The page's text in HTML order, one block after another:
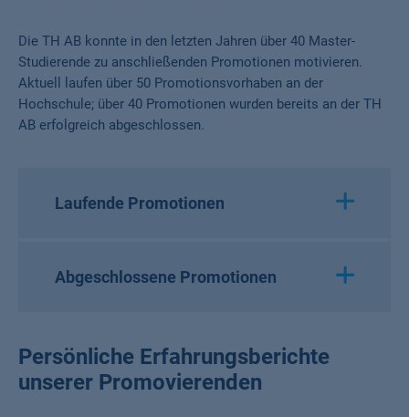
Die TH AB konnte in den letzten Jahren über 40 Master-
Studierende zu anschließenden Promotionen motivieren.
Aktuell laufen über 50 Promotionsvorhaben an der
Hochschule; über 40 Promotionen wurden bereits an der TH
AB erfolgreich abgeschlossen.
Laufende Promotionen
Abgeschlossene Promotionen
Persönliche Erfahrungsberichte
unserer Promovierenden